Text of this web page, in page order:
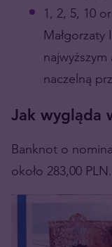
1, 2, 5, 10
naczelną
Jak wygląda
Banknot o
około 283,00 PLN.